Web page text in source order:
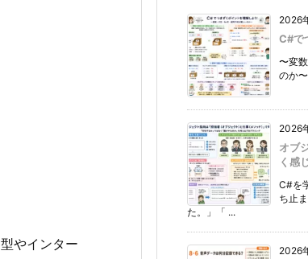
型やインター
2026
C#で
〜変
のか
2026
オブ
く感
C#を
ち止
た。」「 ...
2026